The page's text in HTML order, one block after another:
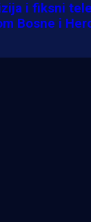
i fiksni
Bosne i